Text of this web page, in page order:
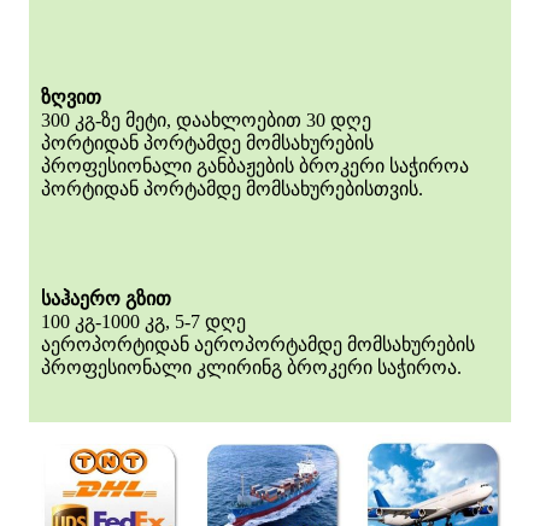
ზღვით
300 კგ-ზე მეტი, დაახლოებით 30 დღე
პორტიდან პორტამდე მომსახურების
პროფესიონალი განბაჟების ბროკერი საჭიროა
პორტიდან პორტამდე მომსახურებისთვის.
საჰაერო გზით
100 კგ-1000 კგ, 5-7 დღე
აეროპორტიდან აეროპორტამდე მომსახურების
პროფესიონალი კლირინგ ბროკერი საჭიროა.